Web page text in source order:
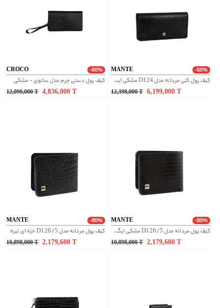
CROCO -60%
کیف پول دستی چرم مدل سانوی - مشکی
12,090,000 T 4,836,000
MANTE -50%
کیف پول کتی مردانه مدل D124 مشکی ایگوانا
12,398,000 T 6,199,000
MANTE -80%
کیف پول مردانه مدل D126/5 خزه ای تیره
10,898,000 T 2,179,600
MANTE -80%
کیف پول مردانه مدل D126/5 مشکی ایگوانا
10,898,000 T 2,179,600